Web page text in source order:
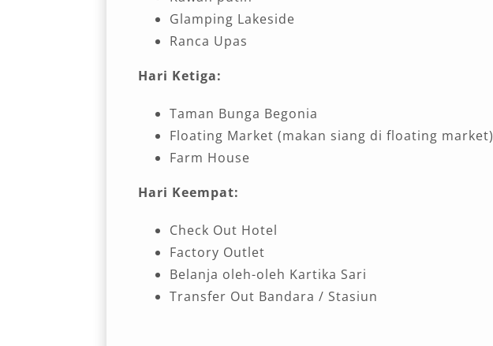
Glamping Lakeside
Ranca Upas
Hari Ketiga:
Taman Bunga Begonia
Floating Market (makan siang di floating market)
Farm House
Hari Keempat:
Check Out Hotel
Factory Outlet
Belanja oleh-oleh Kartika Sari
Transfer Out Bandara / Stasiun